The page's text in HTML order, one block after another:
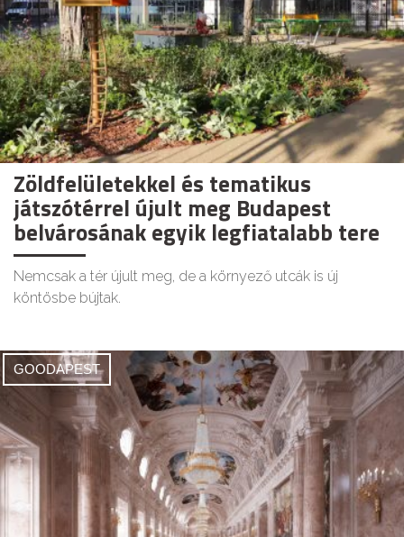
Zöldfelületekkel és tematikus
játszótérrel újult meg Budapest
belvárosának egyik legfiatalabb tere
Nemcsak a tér újult meg, de a környező utcák is új
köntösbe bújtak.
GOODAPEST